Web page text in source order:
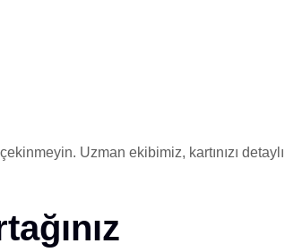
Uzman ekibimiz, kartınızı detaylı